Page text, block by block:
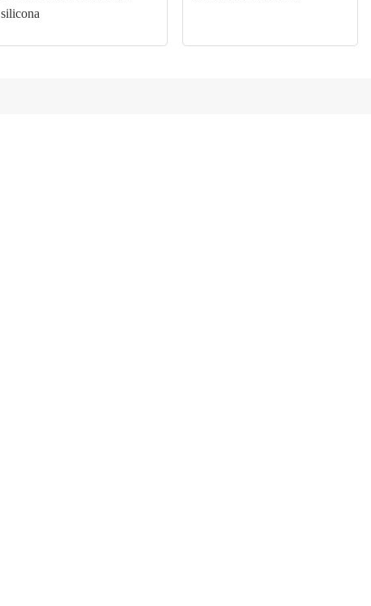
silicona